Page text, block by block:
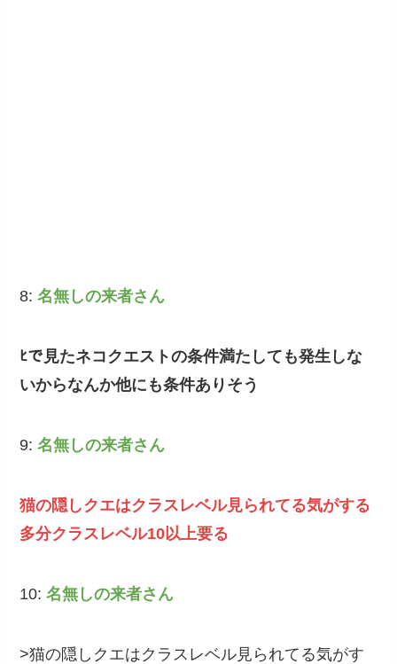
8:名無しの来者さん
ﾋで見たネコクエストの条件満たしても発生しな
いからなんか他にも条件ありそう
9:名無しの来者さん
猫の隠しクエはクラスレベル見られてる気がする
多分クラスレベル10以上要る
10:名無しの来者さん
>猫の隠しクエはクラスレベル見られてる気がす